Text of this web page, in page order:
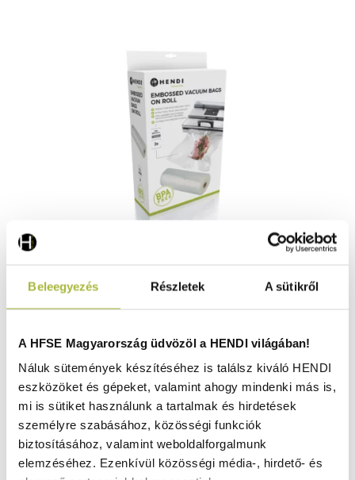
Beleegyezés Részletek A sütikről
A HFSE Magyarország üdvözöl a HENDI világában!
Náluk sütemények készítéséhez is találsz kiváló HENDI
eszközöket és gépeket, valamint ahogy mindenki más is,
mi is sütiket használunk a tartalmak és hirdetések
személyre szabásához, közösségi funkciók
biztosításához, valamint weboldalforgalmunk
elemzéséhez. Ezenkívül közösségi média-, hirdető- és
csomag – 200×6000 mm - HENDI 971062
3.560Ft
(2.803Ft+ ÁFA)
KOSÁRBA